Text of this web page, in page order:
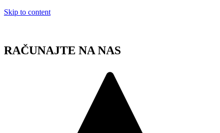
Skip to content
RAČUNAJTE NA NAS